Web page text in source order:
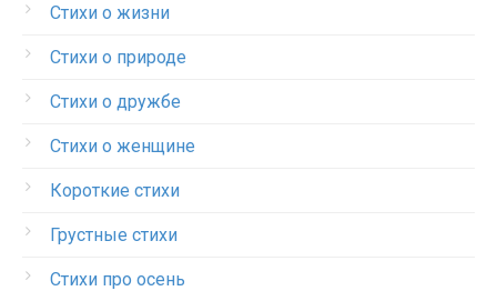
Стихи о жизни
Стихи о природе
Стихи о дружбе
Стихи о женщине
Короткие стихи
Грустные стихи
Стихи про осень